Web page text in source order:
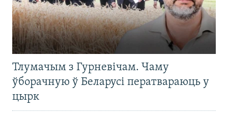
Тлумачым з Гурневічам. Чаму
ўборачную ў Беларусі ператвараюць у
цырк